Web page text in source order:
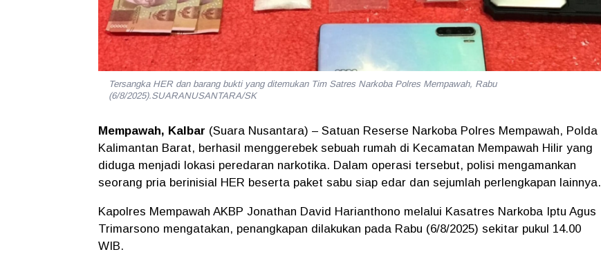
Tersangka HER dan barang bukti yang ditemukan Tim Satres Narkoba Polres Mempawah, Rabu
(6/8/2025).SUARANUSANTARA/SK
Mempawah, Kalbar (Suara Nusantara) – Satuan Reserse Narkoba Polres Mempawah, Polda
Kalimantan Barat, berhasil menggerebek sebuah rumah di Kecamatan Mempawah Hilir yang
diduga menjadi lokasi peredaran narkotika. Dalam operasi tersebut, polisi mengamankan
seorang pria berinisial HER beserta paket sabu siap edar dan sejumlah perlengkapan lainnya.
Kapolres Mempawah AKBP Jonathan David Harianthono melalui Kasatres Narkoba Iptu Agus
Trimarsono mengatakan, penangkapan dilakukan pada Rabu (6/8/2025) sekitar pukul 14.00
WIB.